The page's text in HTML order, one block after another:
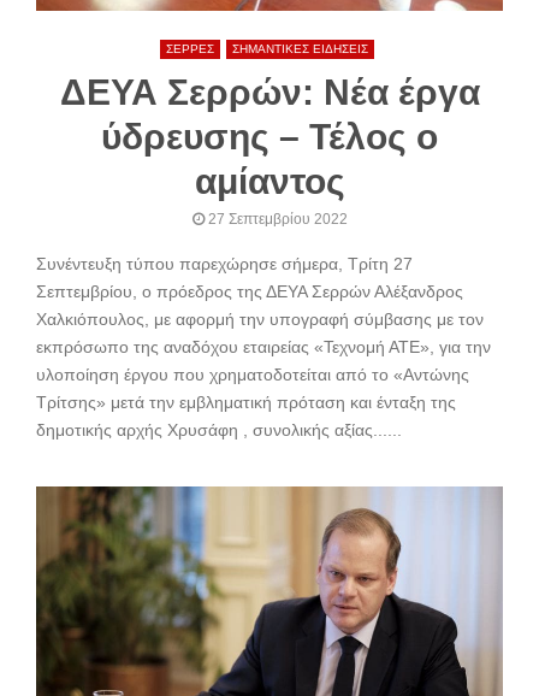
ΣΕΡΡΕΣ ΣΗΜΑΝΤΙΚΕΣ ΕΙΔΗΣΕΙΣ
ΔΕΥΑ Σερρών: Νέα έργα
ύδρευσης – Τέλος ο
αμίαντος
27 Σεπτεμβρίου 2022
Συνέντευξη τύπου παρεχώρησε σήμερα, Τρίτη 27
Σεπτεμβρίου, ο πρόεδρος της ΔΕΥΑ Σερρών Αλέξανδρος
Χαλκιόπουλος, με αφορμή την υπογραφή σύμβασης με τον
εκπρόσωπο της αναδόχου εταιρείας «Τεχνομή ΑΤΕ», για την
υλοποίηση έργου που χρηματοδοτείται από το «Αντώνης
Τρίτσης» μετά την εμβληματική πρόταση και ένταξη της
δημοτικής αρχής Χρυσάφη , συνολικής αξίας......